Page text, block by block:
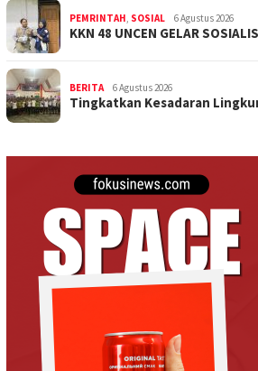
PEMRINTAH, SOSIAL 6 Agustus 2026
KKN 48 UNCEN GELAR
BERITA 6 Agustus 2026
Tingkatkan Kesadaran